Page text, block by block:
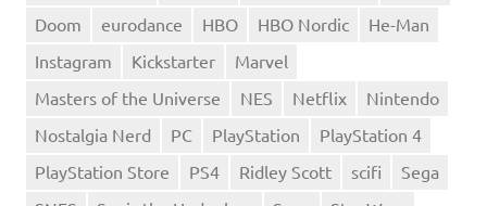
Doom
eurodance HBO HBO Nordic
He-Man
Instagram
Kickstarter
Marvel
Masters of the Universe
NES Netflix
Nintendo
Nostalgia Nerd
PC PlayStation
PlayStation 4
PlayStation Store
PS4 Ridley Scott scifi
Sega